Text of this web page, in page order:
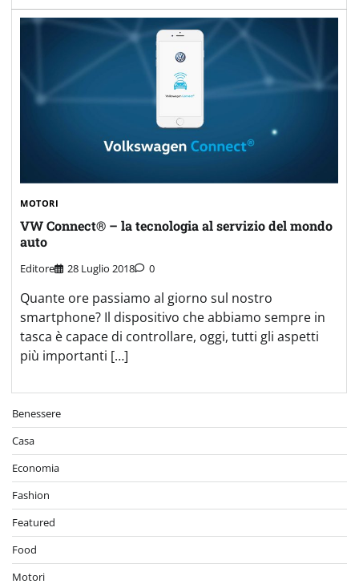
MOTORI
VW Connect® – la tecnologia al servizio del mondo
auto
Editore 28 Luglio 2018 0
Quante ore passiamo al giorno sul nostro
smartphone? Il dispositivo che abbiamo sempre in
tasca è capace di controllare, oggi, tutti gli aspetti
più importanti […]
Benessere
Casa
Economia
Fashion
Featured
Food
Motori